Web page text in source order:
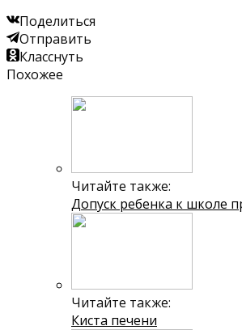
Поделиться
Отправить
Класснуть
Похожее
Читайте также:
Допуск ребенка к школе
Читайте также:
Киста печени